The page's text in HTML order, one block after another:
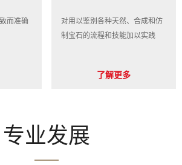
而准确
对用以鉴别各种天然、合成和仿
制宝石的流程和技能加以实践
了解更多
专业发展